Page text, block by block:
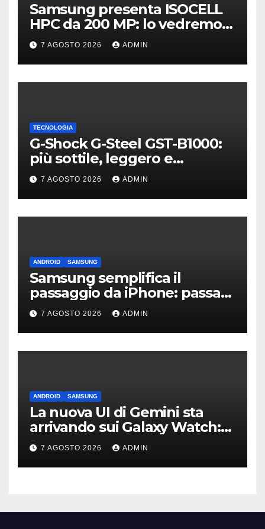
Samsung presenta ISOCELL
HPC da 200 MP: lo vedremo
sui Galaxy S27?
7 AGOSTO 2026 ADMIN
TECNOLOGIA
G-Shock G-Steel GST-B1000:
più sottile, leggero e
connesso
7 AGOSTO 2026 ADMIN
ANDROID SAMSUNG
Samsung semplifica il
passaggio da iPhone: passa
WhatsApp e c’è l’assistenza
7 AGOSTO 2026 ADMIN
ANDROID SAMSUNG
La nuova UI di Gemini sta
arrivando sui Galaxy Watch:
primi avvistamenti
7 AGOSTO 2026 ADMIN